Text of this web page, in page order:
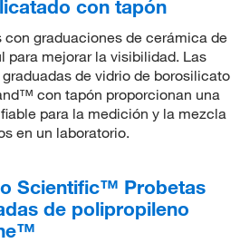
con tapón
con graduaciones de cerámica de
para mejorar la visibilidad. Las
de vidrio de borosilicato
con tapón proporcionan una
para la medición y la mezcla
en un laboratorio.
Scientific™ Probetas
de polipropileno